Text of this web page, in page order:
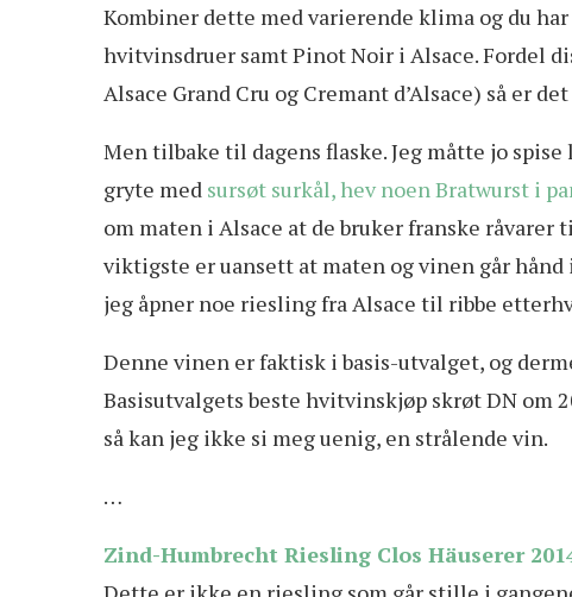
Kombiner dette med varierende klima og du
hvitvinsdruer samt Pinot Noir i Alsace. Fordel
Alsace Grand Cru og Cremant d’Alsace) så er
Men tilbake til dagens flaske. Jeg måtte jo
gryte med sursøt surkål, hev noen Bratwurst i
om maten i Alsace at de bruker franske
viktigste er uansett at maten og vinen går hånd
jeg åpner noe riesling fra Alsace til ribbe
Denne vinen er faktisk i basis-utvalget, og
Basisutvalgets beste hvitvinskjøp skrøt DN om
så kan jeg ikke si meg uenig, en strålende vin.
…
Zind-Humbrecht Riesling Clos Häuserer